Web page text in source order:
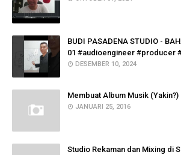
BUDI PASADENA STUDIO -
01 #audioengineer #producer
DESEMBER 10, 2024
Membuat Album Musik (Yakin?)
JANUARI 25, 2016
Studio Rekaman dan Mixing di